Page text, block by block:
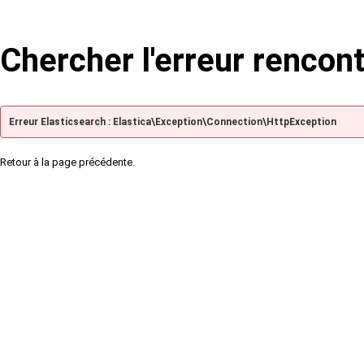
Chercher l'erreur
Erreur Elasticsearch : Elastica\Exception\Connection\HttpException
Retour à la page précédente.